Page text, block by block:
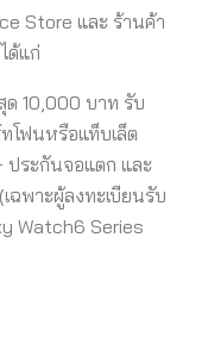
Store และ ร้านค้า
ด้แก่
ด 10,000 บาท รับ
โฟนหรือแท็บเล็ต
ประกันจอแตก และ
ฉพาะผู้ลงทะเบียนรับ
Watch6 Series